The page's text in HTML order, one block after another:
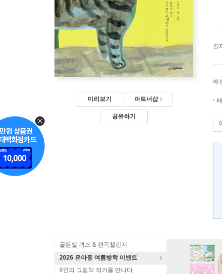
미리보기 파트너샵
공유하기
결
배
골든벨 퀴즈 & 완독챌린지
2026 유아동 여름방학 이벤트
6인의 그림책 작가를 만나다